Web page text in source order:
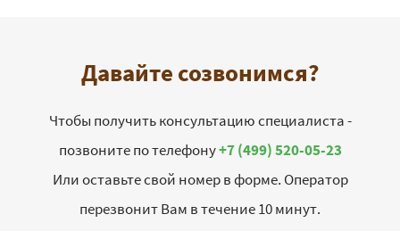
Давайте созвонимся?
Чтобы получить консультацию специалиста -
позвоните по телефону+7 (499) 520-05-23
Или оставьте свой номер в форме. Оператор
перезвонит Вам в течение 10 минут.